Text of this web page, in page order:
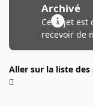
Archivé
Ce sujet est
recevoir de
Aller sur la liste des